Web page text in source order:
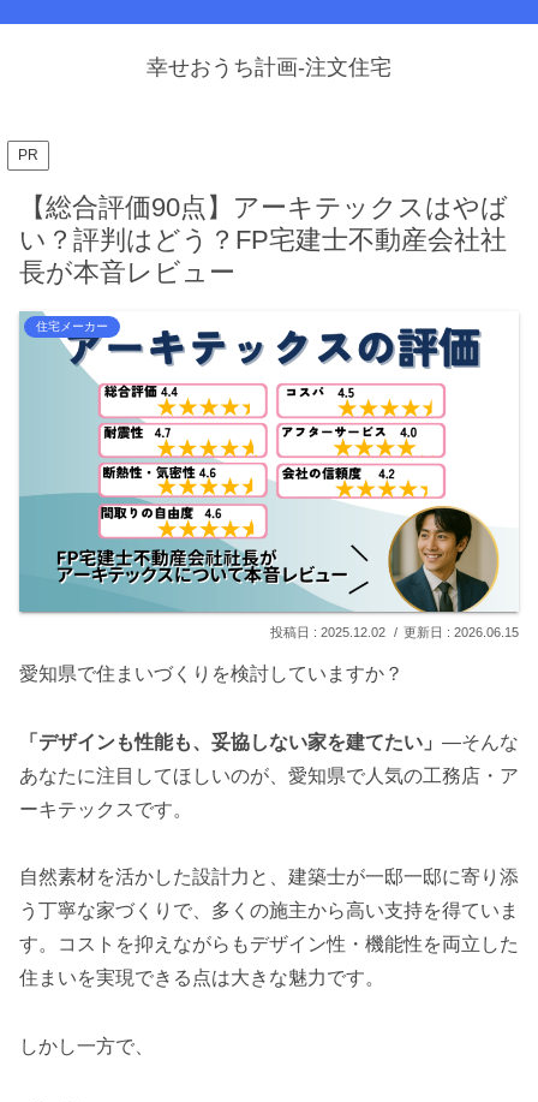
幸せおうち計画-注文住宅
PR
【総合評価90点】アーキテックスはやば
い？評判はどう？FP宅建士不動産会社社
長が本音レビュー
住宅メーカー
2025.12.02 2026.06.15
愛知県で住まいづくりを検討していますか？
「デザインも性能も、妥協しない家を建てたい」 ―そんな
あなたに注目してほしいのが、愛知県で人気の工務店・ア
ーキテックスです。
自然素材を活かした設計力と、建築士が一邸一邸に寄り添
う丁寧な家づくりで、多くの施主から高い支持を得ていま
す。コストを抑えながらもデザイン性・機能性を両立した
住まいを実現できる点は大きな魅力です。
しかし一方で、